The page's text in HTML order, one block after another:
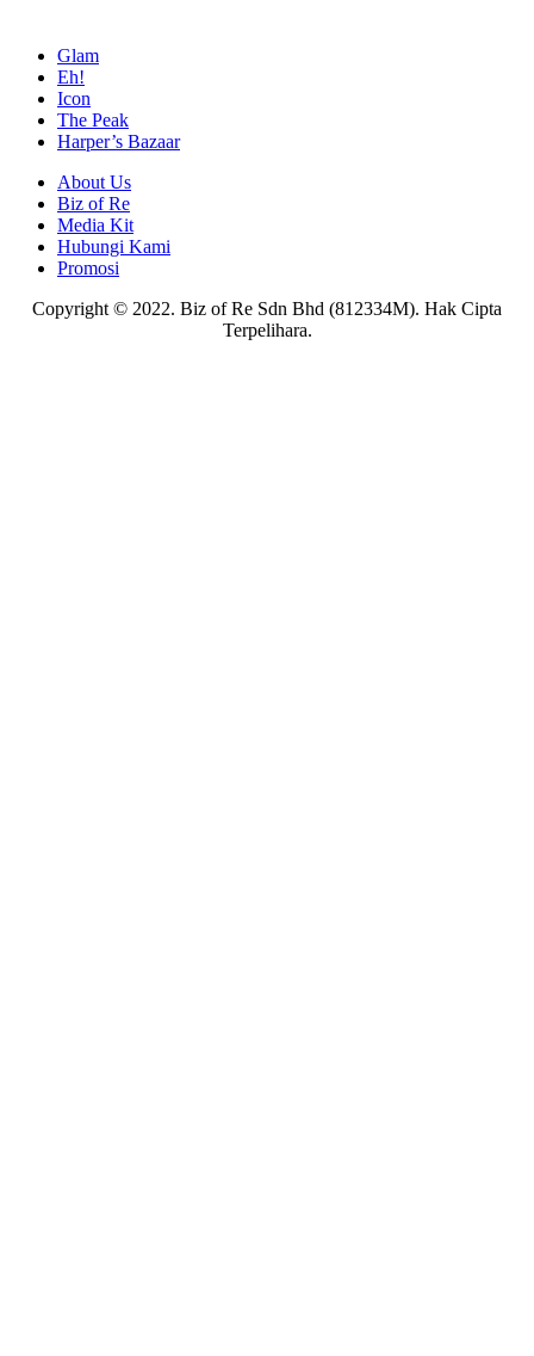
Glam
Eh!
Icon
The Peak
Harper’s Bazaar
About Us
Biz of Re
Media Kit
Hubungi Kami
Promosi
Copyright © 2022. Biz of Re Sdn Bhd (812334M). Hak Cipta
Terpelihara.